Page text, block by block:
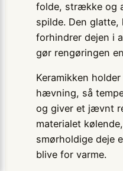
folde, strække og
spilde. Den glatte,
forhindrer dejen i
gør rengøringen
Keramikken
hævning, så
og giver et jævnt
materialet
smørholdige deje
blive for varme.